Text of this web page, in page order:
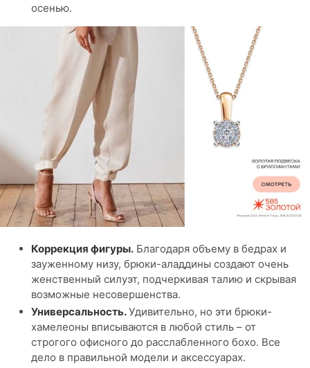
осенью.
Коррекция фигуры. Благодаря объему в бедрах и
зауженному низу, брюки-аладдины создают очень
женственный силуэт, подчеркивая талию и скрывая
возможные несовершенства.
Универсальность.Удивительно, но эти брюки-
хамелеоны вписываются в любой стиль – от
строгого офисного до расслабленного бохо. Все
дело в правильной модели и аксессуарах.